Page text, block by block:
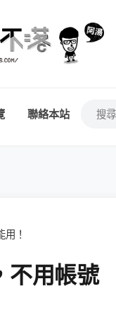
聯絡本站
！
不用帳號